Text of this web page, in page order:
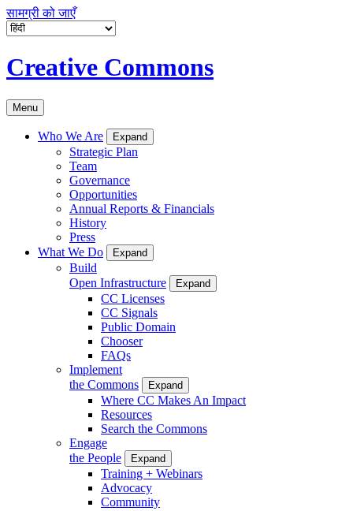
सामग्री को जाएँ
Creative Commons
Menu
Who We Are Expand
Strategic Plan
Team
Governance
Opportunities
Annual Reports & Financials
History
Press
What We Do
Expand
Build
Open Infrastructure
Expand
CC Licenses
CC Signals
Public Domain
Chooser
FAQs
Implement
the Commons
Expand
Where CC Makes An Impact
Resources
Search the Commons
Engage
the People
Expand
Training + Webinars
Advocacy
Community